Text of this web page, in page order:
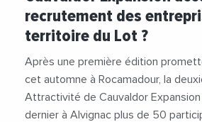
#RGIFrance
#Tourisme
recrutement des
territoire du Lot ?
Après une première édition
cet automne à Rocamadour, la
Attractivité de Cauvaldor
dernier à Alvignac plus de 50